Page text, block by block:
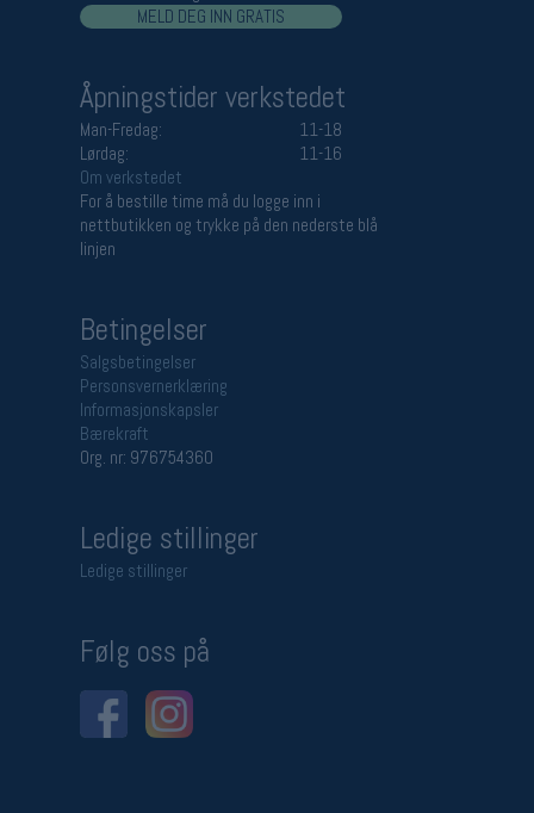
MELD DEG INN GRATIS
Åpningstider verkstedet
Man-Fredag:
11-18
Lørdag:
11-16
Om verkstedet
For å bestille time må du logge inn i
nettbutikken og trykke på den nederste blå
linjen
Betingelser
Salgsbetingelser
Personsvernerklæring
Informasjonskapsler
Bærekraft
Org. nr: 976754360
Ledige stillinger
Ledige stillinger
Følg oss på